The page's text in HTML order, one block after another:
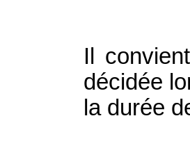
Il
décidée
la durée